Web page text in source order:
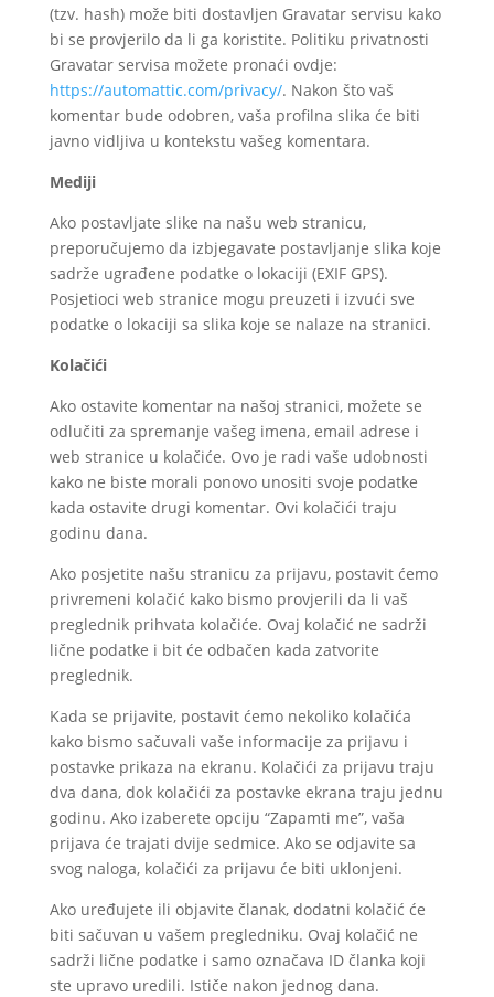
(tzv. hash) može biti dostavljen Gravatar servisu kako
bi se provjerilo da li ga koristite. Politiku privatnosti
Gravatar servisa možete pronaći ovdje:
https://automattic.com/privacy/. Nakon što vaš
komentar bude odobren, vaša profilna slika će biti
javno vidljiva u kontekstu vašeg komentara.
Mediji
Ako postavljate slike na našu web stranicu,
preporučujemo da izbjegavate postavljanje slika koje
sadrže ugrađene podatke o lokaciji (EXIF GPS).
Posjetioci web stranice mogu preuzeti i izvući sve
podatke o lokaciji sa slika koje se nalaze na stranici.
Kolačići
Ako ostavite komentar na našoj stranici, možete se
odlučiti za spremanje vašeg imena, email adrese i
web stranice u kolačiće. Ovo je radi vaše udobnosti
kako ne biste morali ponovo unositi svoje podatke
kada ostavite drugi komentar. Ovi kolačići traju
godinu dana.
Ako posjetite našu stranicu za prijavu, postavit ćemo
privremeni kolačić kako bismo provjerili da li vaš
preglednik prihvata kolačiće. Ovaj kolačić ne sadrži
lične podatke i bit će odbačen kada zatvorite
preglednik.
Kada se prijavite, postavit ćemo nekoliko kolačića
kako bismo sačuvali vaše informacije za prijavu i
postavke prikaza na ekranu. Kolačići za prijavu traju
dva dana, dok kolačići za postavke ekrana traju jednu
godinu. Ako izaberete opciju “Zapamti me”, vaša
prijava će trajati dvije sedmice. Ako se odjavite sa
svog naloga, kolačići za prijavu će biti uklonjeni.
Ako uređujete ili objavite članak, dodatni kolačić će
biti sačuvan u vašem pregledniku. Ovaj kolačić ne
sadrži lične podatke i samo označava ID članka koji
ste upravo uredili. Ističe nakon jednog dana.